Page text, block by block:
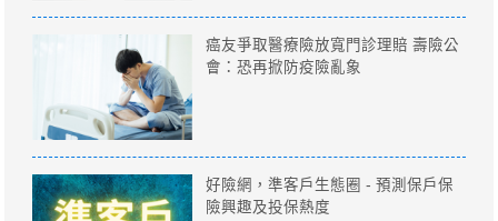
癌友爭取醫療險放寬門診理賠 壽險公
會：恐再掀防疫險亂象
好險網，準客戶生態圈 - 預測保戶保
險興趣及投保熱度